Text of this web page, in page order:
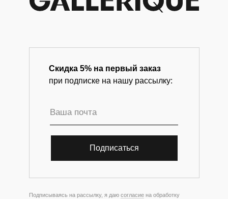
Скидка 5% на первый заказ
при подписке на нашу рассылку:
Подписываясь на рассылку, я даю согласие на обработку
Подписаться